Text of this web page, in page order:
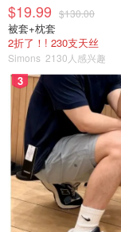
$19.99 $130.00
被套+枕套
2折了！! 230支天丝
Simons 2130人感兴趣
3